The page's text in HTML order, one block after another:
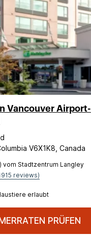
Vancouver Airport-
V6X1K8, Canada
vom Stadtzentrum Langley
reviews)
erlaubt
PRÜFEN